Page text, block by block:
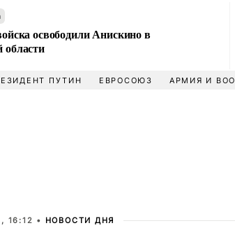
освободили Анискино в
области
ПУТИН ЕВРОСОЮЗ АРМИЯ И
16:12 • НОВОСТИ ДНЯ